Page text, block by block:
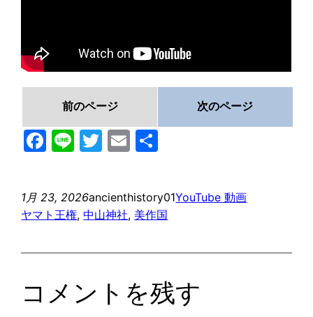
前のページ 次のページ
Facebook
LineTwitter
Email
1月 23, 2026ancienthistory01YouTube 動画
ヤマト王権, 中山神社, 美作国
コメントを残す